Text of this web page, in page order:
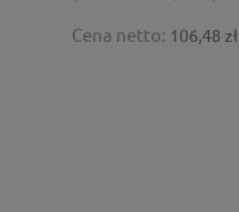
Cena netto: 106,48 zł